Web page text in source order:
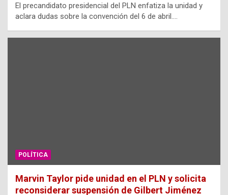
El precandidato presidencial del PLN enfatiza la unidad y
aclara dudas sobre la convención del 6 de abril.…
POLÍTICA
Marvin Taylor pide unidad en el PLN y solicita
reconsiderar suspensión de Gilbert Jiménez